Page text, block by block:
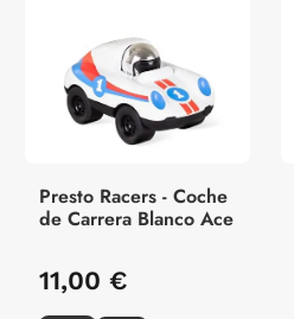
Presto Racers - Coche
de Carrera Blanco Ace
11,00 €